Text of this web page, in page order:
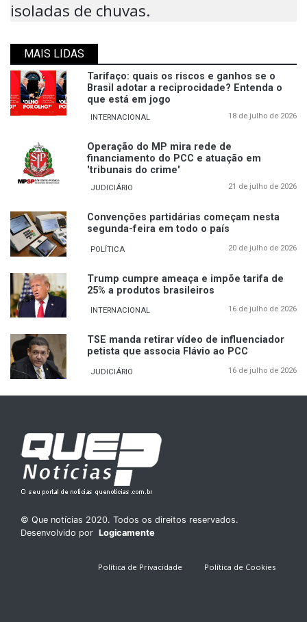
isoladas de chuvas.
MAIS LIDAS
Tarifaço: quais os riscos e ganhos se o
Brasil adotar a reciprocidade? Entenda o
que está em jogo
INTERNACIONAL 18 de julho de 2026
Operação do MP mira rede de
financiamento do PCC e atuação em
'tribunais do crime'
JUDICIÁRIO 21 de julho de 2026
Convenções partidárias começam nesta
segunda-feira em todo o país
POLÍTICA 20 de julho de 2026
Trump cumpre ameaça e impõe tarifa de
25% a produtos brasileiros
INTERNACIONAL 16 de julho de 2026
TSE manda retirar vídeo de influenciador
petista que associa Flávio ao PCC
JUDICIÁRIO 16 de julho de 2026
© Que notícias 2020. Todos os direitos reservados.
Desenvolvido por Logicamente
Política de Privacidade Política de Cookies